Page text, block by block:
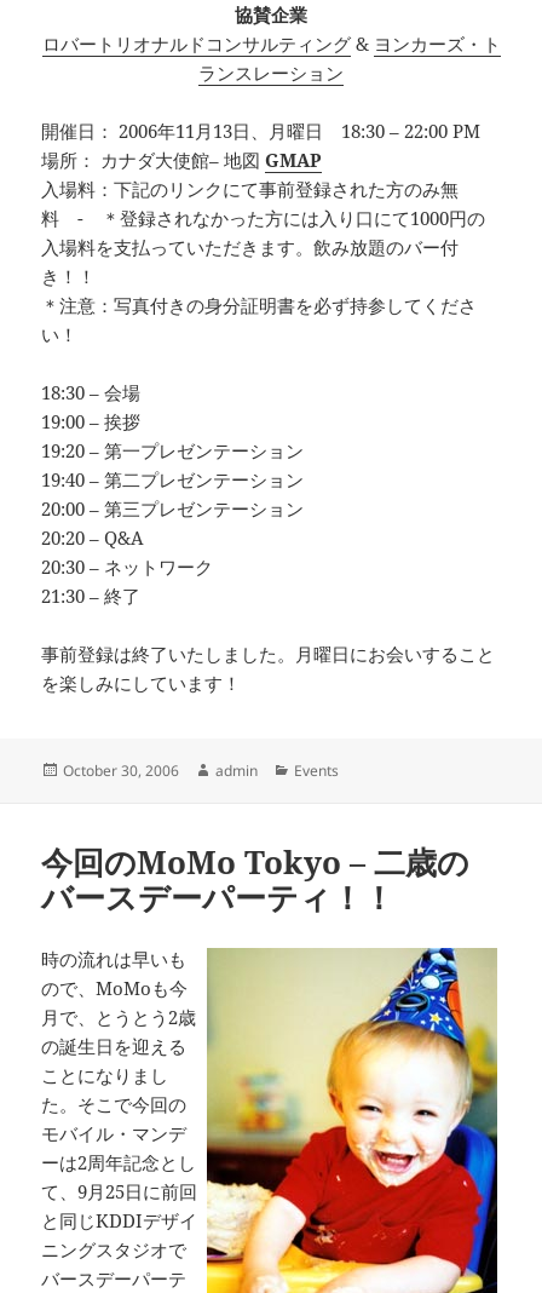
協賛企業
ロバートリオナルドコンサルティング& ヨンカーズ・ト
ランスレーション
開催日： 2006年11月13日、月曜日 18:30 – 22:00 PM
場所： カナダ大使館– 地図GMAP
入場料：下記のリンクにて事前登録された方のみ無
料 - ＊登録されなかった方には入り口にて1000円の
入場料を支払っていただきます。飲み放題のバー付
き！！
＊注意：写真付きの身分証明書を必ず持参してくださ
い！
18:30 – 会場
19:00 – 挨拶
19:20 – 第一プレゼンテーション
19:40 – 第二プレゼンテーション
20:00 – 第三プレゼンテーション
20:20 – Q&A
20:30 – ネットワーク
21:30 – 終了
事前登録は終了いたしました。月曜日にお会いすること
を楽しみにしています！
Posted
October 30, 2006 Author
admin Categories
Events
今回のMoMo Tokyo – 二歳の
バースデーパーティ！！
時の流れは早いも
ので、MoMoも今
月で、とうとう2歳
の誕生日を迎える
ことになりまし
た。そこで今回の
モバイル・マンデ
ーは2周年記念とし
て、9月25日に前回
と同じKDDIデザイ
ニングスタジオで
バースデーパーテ